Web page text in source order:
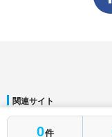
0件
関連サイト
マイナビDOCTOR│マイナビ
運営会社